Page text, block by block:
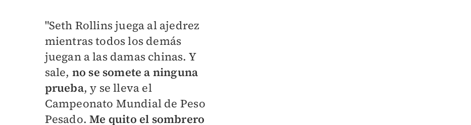
"Seth Rollins juega al ajedrez
mientras todos los demás
juegan a las damas chinas. Y
sale, no se somete a ninguna
prueba, y se lleva el
Campeonato Mundial de Peso
Pesado.Me quito el sombrero